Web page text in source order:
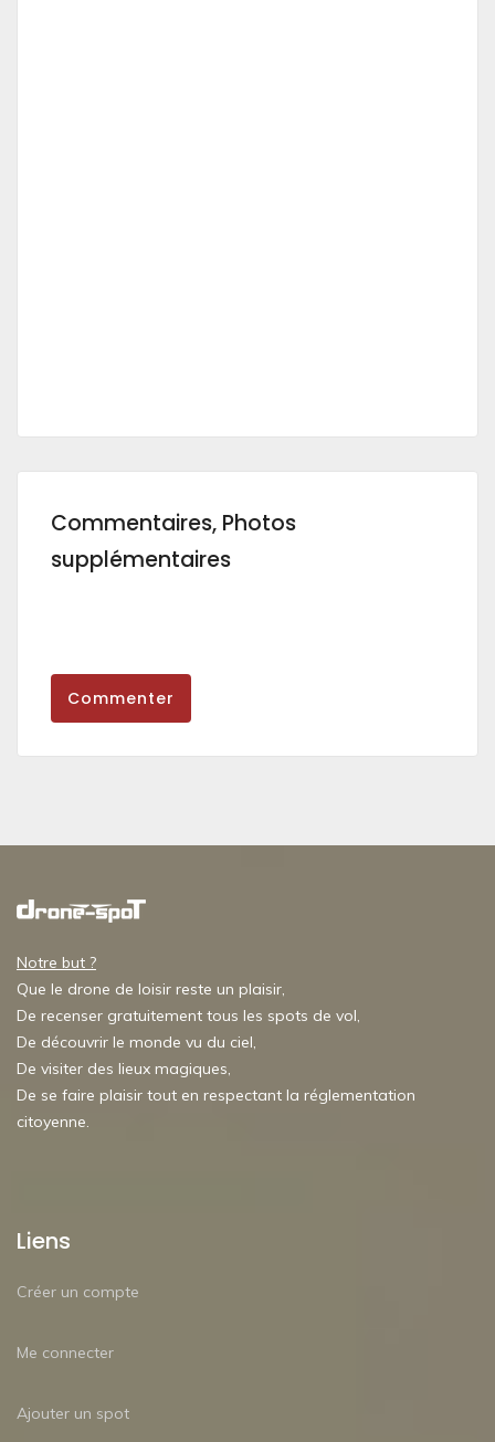
Commentaires, Photos
supplémentaires
Commenter
Notre but ?
Que le drone de loisir reste un plaisir,
De recenser gratuitement tous les spots de vol,
De découvrir le monde vu du ciel,
De visiter des lieux magiques,
De se faire plaisir tout en respectant la réglementation
citoyenne.
Liens
Créer un compte
Me connecter
Ajouter un spot